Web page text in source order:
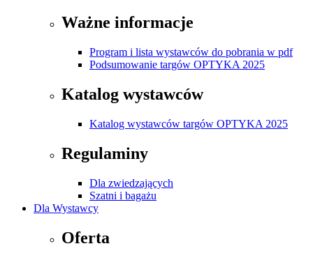
Ważne informacje
Program i lista wystawców do pobrania w pdf
Podsumowanie targów OPTYKA 2025
Katalog wystawców
Katalog wystawców targów OPTYKA 2025
Regulaminy
Dla zwiedzających
Szatni i bagażu
Dla Wystawcy
Oferta